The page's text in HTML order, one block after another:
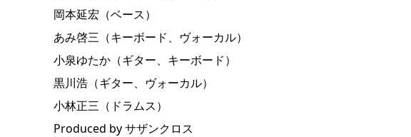
岡本延宏（ベース）
あみ啓三（キーボード、ヴォーカル）
小泉ゆたか（ギター、キーボード）
黒川浩（ギター、ヴォーカル）
小林正三（ドラムス）
Produced by サザンクロス